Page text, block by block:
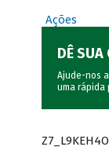
Ações
DÊ SUA
Ajude-nos
uma rápida